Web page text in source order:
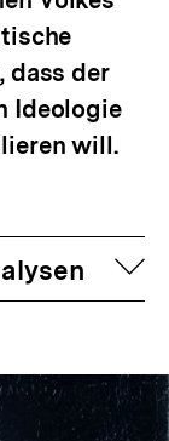
dass der
Ideologie
will.